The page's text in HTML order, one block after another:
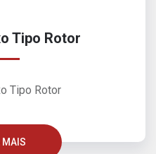
Tipo Rotor
Tipo Rotor
MAIS